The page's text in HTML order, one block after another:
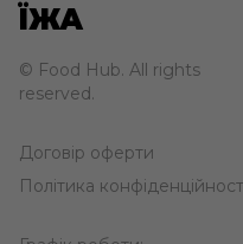
ЇЖА
© Food Hub. All rights
reserved.
Договір оферти
Політика